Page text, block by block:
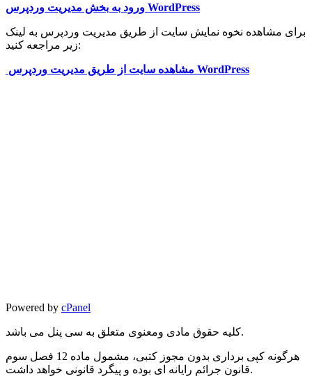
ورود به بخش مدیریت وردپرس WordPress
برای مشاهده نخوه نمایش سایت از طریق مدیریت وردپرس به لینک
زیر مراجعه کنید:
مشاهده سایت از طریق مدیریت وردپرس WordPress
Powered by cPanel
کلیه حقوق مادی ومعنوی متعلق به سی پنل می باشد.
هرگونه کپی برداری بدون مجوز کتبی، مشمول ماده 12 فصل سوم
قانون جرائم رایانه ای بوده و پیگرد قانونی خواهد داشت.